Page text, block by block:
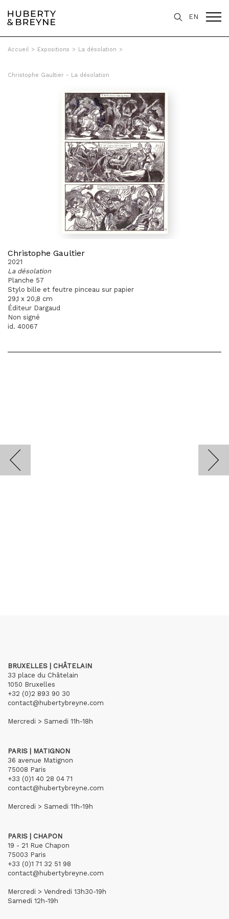
EN
Accueil > Expositions > La désolation >
Christophe Gaultier - La désolation
Christophe Gaultier
2021
La désolation
Planche 57
Stylo bille et feutre pinceau sur papier
29,1 x 20,8 cm
Éditeur Dargaud
Non signé
id. 40067
BRUXELLES | CHÂTELAIN
33 place du Châtelain
1050 Bruxelles
+32 (0)2 893 90 30
contact@hubertybreyne.com
Mercredi > Samedi 11h-18h
PARIS | MATIGNON
36 avenue Matignon
75008 Paris
+33 (0)1 40 28 04 71
contact@hubertybreyne.com
Mercredi > Samedi 11h-19h
PARIS | CHAPON
19 - 21 Rue Chapon
75003 Paris
+33 (0)1 71 32 51 98
contact@hubertybreyne.com
Mercredi > Vendredi 13h30-19h
Samedi 12h-19h